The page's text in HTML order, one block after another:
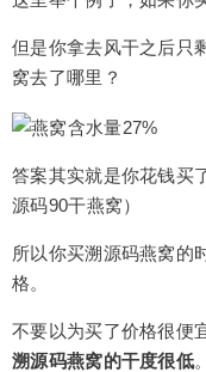
但是你拿去风干之后只
窝去了哪里？
答案其实就是你花钱买
源码90干燕窝）
所以你买溯源码燕窝的
格。
不要以为买了价格很便
溯源码燕窝的干度很低。